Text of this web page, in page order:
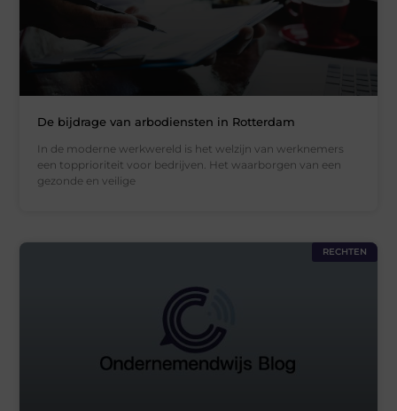
De bijdrage van arbodiensten in Rotterdam
In de moderne werkwereld is het welzijn van werknemers
een topprioriteit voor bedrijven. Het waarborgen van een
gezonde en veilige
RECHTEN